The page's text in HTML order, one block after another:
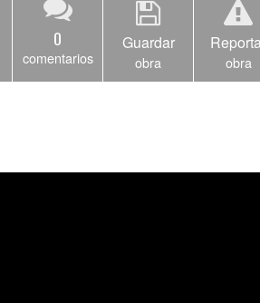
0
comentarios
Guardar
obra obra